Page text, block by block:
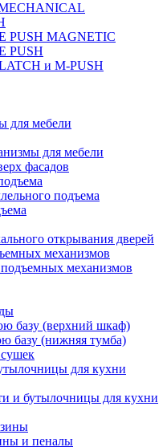
PUSH MAGNETIC
PUSH
и M-PUSH
для мебели
для мебели
фасадов
подъема
открывания дверей
механизмов
механизмов
базу (верхний шкаф)
базу (нижняя тумба)
для кухни
и бутылочницы для кухни
и пеналы